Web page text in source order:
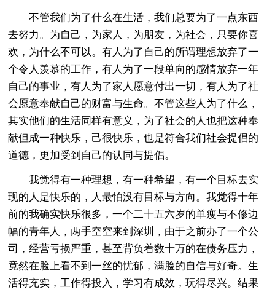
不管我们为了什么在生活，我们总要为了一点东西
去努力。为自己，为家人，为朋友，为社会，只要你喜
欢，为什么不可以。有人为了自己的所谓理想放弃了一
个令人羡慕的工作，有人为了一段单向的感情放弃一年
自己的事业，有人为了家人愿意付出一切，有人为了社
会愿意奉献自己的财富与生命。不管这些人为了什么，
其实他们的生活同样有意义，为了社会的人也把这种奉
献但成一种快乐，己很快乐，也是符合我们社会提倡的
道德，更加受到自己的认同与提倡。
我觉得有一种理想，有一种希望，有一个目标去实
现的人是快乐的，人最怕没有目标与方向。我觉得十年
前的我确实快乐很多，一个二十五六岁的单瘦与不修边
幅的青年人，两手空空来到深圳，由于之前办了一个公
司，经营亏损严重，甚至背负着数十万的在债务压力，
竟然在脸上看不到一丝的忧郁，满脸的自信与好奇。生
活得充实，工作得投入，学习有成效，玩得尽兴。结果